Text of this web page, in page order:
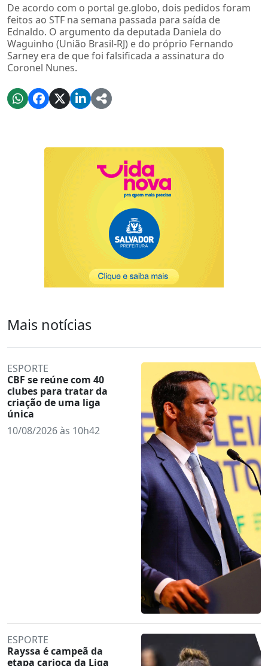
De acordo com o portal ge.globo, dois pedidos foram
feitos ao STF na semana passada para saída de
Ednaldo. O argumento da deputada Daniela do
Waguinho (União Brasil-RJ) e do próprio Fernando
Sarney era de que foi falsificada a assinatura do
Coronel Nunes.
Mais notícias
ESPORTE
CBF se reúne com 40
clubes para tratar da
criação de uma liga
única
10/08/2026 às 10h42
ESPORTE
Rayssa é campeã da
etapa carioca da Liga